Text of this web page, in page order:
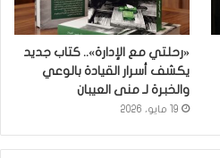
«رحلتي مع الإدارة».. كتاب جديد
يكشف أسرار القيادة بالوعي
والخبرة لـ منى العيبان
19 مايو، 2026